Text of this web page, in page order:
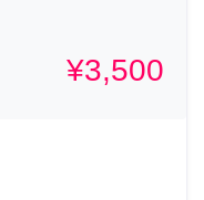
¥3,500